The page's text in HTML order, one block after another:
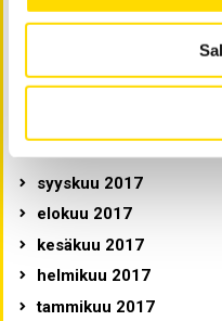
lokakuu 2019
marraskuu 2018
syyskuu 2017
elokuu 2017
kesäkuu 2017
helmikuu 2017
tammikuu 2017